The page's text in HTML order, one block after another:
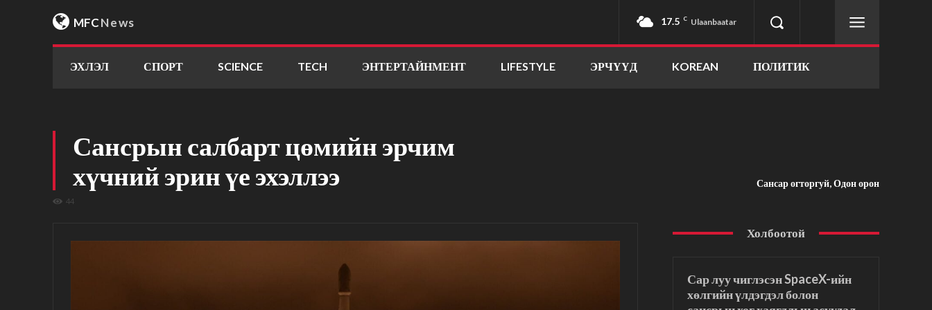
MFCNews 17.5 C Ulaanbaatar
ЭХЛЭЛ СПОРТ SCIENCE TECH ЭНТЕРТАЙНМЕНТ LIFESTYLE ЭРЧҮҮД KOREAN ПОЛИТИК
Сансрын салбарт цөмийн эрчим
хүчний эрин үе эхэллээ
44
Сансар огторгуй, Одон орон
Холбоотой
Сар луу чиглэсэн SpaceX-ийн
хөлгийн үлдэгдэл болон